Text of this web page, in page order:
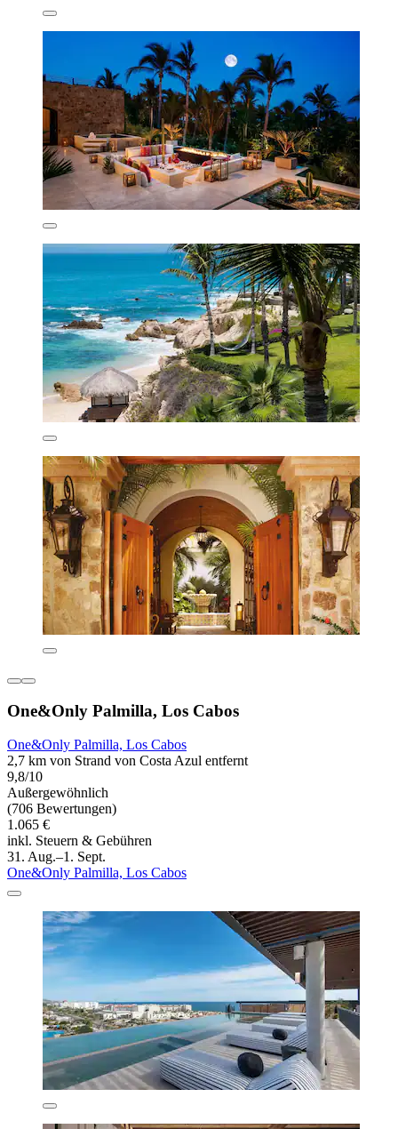
One&Only Palmilla, Los Cabos
One&Only Palmilla, Los Cabos
2,7 km von Strand von Costa Azul entfernt
9,8/10
Außergewöhnlich
(706 Bewertungen)
1.065 €
inkl. Steuern & Gebühren
31. Aug.–1. Sept.
One&Only Palmilla, Los Cabos